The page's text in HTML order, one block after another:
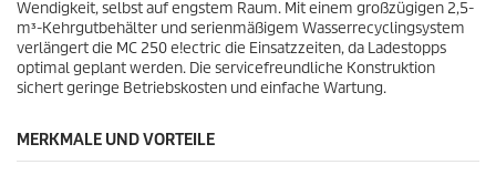
Wendigkeit, selbst auf engstem Raum. Mit einem großzügigen 2,5-
m³-Kehrgutbehälter und serienmäßigem Wasserrecyclingsystem
verlängert die MC 250 e!ectric die Einsatzzeiten, da Ladestopps
optimal geplant werden. Die servicefreundliche Konstruktion
sichert geringe Betriebskosten und einfache Wartung.
MERKMALE UND VORTEILE